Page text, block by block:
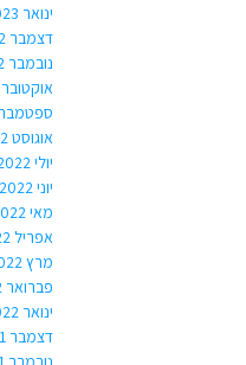
ינואר 2023
דצמבר 2022
נובמבר 2022
אוקטובר 2022
ספטמבר
אוגוסט 2022
יולי 2022
יוני 2022
מאי 2022
אפריל 2022
מרץ 2022
פברואר 2022
ינואר 2022
דצמבר 2021